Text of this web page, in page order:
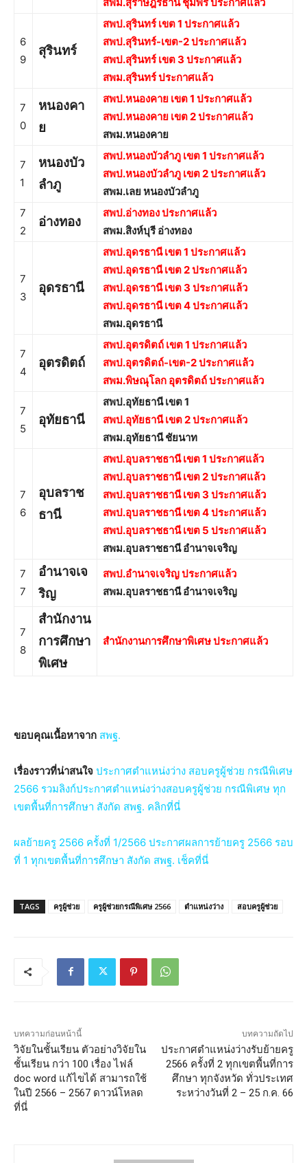
6
9
สุรินทร์
สพป.สุรินทร์ เขต 1 ประกาศแล้ว
สพป.สุรินทร์-เขต-2 ประกาศแล้ว
สพป.สุรินทร์ เขต 3 ประกาศแล้ว
สพม.สุรินทร์ ประกาศแล้ว
7
0
หนองคา
ย
สพป.หนองคาย เขต 1 ประกาศแล้ว
สพป.หนองคาย เขต 2 ประกาศแล้ว
สพม.หนองคาย
7
1
หนองบัว
ลำภู
สพป.หนองบัวลำภู เขต 1 ประกาศแล้ว
สพป.หนองบัวลำภู เขต 2 ประกาศแล้ว
สพม.เลย หนองบัวลำภู
7
2
อ่างทอง
สพป.อ่างทอง ประกาศแล้ว
สพม.สิงห์บุรี อ่างทอง
7
3
อุดรธานี
สพป.อุดรธานี เขต 1 ประกาศแล้ว
สพป.อุดรธานี เขต 2 ประกาศแล้ว
สพป.อุดรธานี เขต 3 ประกาศแล้ว
สพป.อุดรธานี เขต 4 ประกาศแล้ว
สพม.อุดรธานี
7
4
อุตรดิตถ์
สพป.อุตรดิตถ์ เขต 1 ประกาศแล้ว
สพป.อุตรดิตถ์-เขต-2 ประกาศแล้ว
สพม.พิษณุโลก อุตรดิตถ์ ประกาศแล้ว
7
5
อุทัยธานี
สพป.อุทัยธานี เขต 1
สพป.อุทัยธานี เขต 2 ประกาศแล้ว
สพม.อุทัยธานี ชัยนาท
7
6
อุบลราช
ธานี
สพป.อุบลราชธานี เขต 1 ประกาศแล้ว
สพป.อุบลราชธานี เขต 2 ประกาศแล้ว
สพป.อุบลราชธานี เขต 3 ประกาศแล้ว
สพป.อุบลราชธานี เขต 4 ประกาศแล้ว
สพป.อุบลราชธานี เขต 5 ประกาศแล้ว
สพม.อุบลราชธานี อำนาจเจริญ
7
7
อำนาจเจ
ริญ
สพป.อำนาจเจริญ ประกาศแล้ว
สพม.อุบลราชธานี อำนาจเจริญ
7
8
สำนักงาน
การศึกษา
พิเศษ
สำนักงานการศึกษาพิเศษ ประกาศแล้ว
ขอบคุณเนื้อหาจาก สพฐ.
เรื่องราวที่น่าสนใจ ประกาศตำแหน่งว่าง สอบครูผู้ช่วย กรณีพิเศษ
2566 รวมลิงก์ประกาศตำแหน่งว่างสอบครูผู้ช่วย กรณีพิเศษ ทุก
เขตพื้นที่การศึกษา สังกัด สพฐ. คลิกที่นี่
ผลย้ายครู 2566 ครั้งที่ 1/2566 ประกาศผลการย้ายครู 2566 รอบ
ที่ 1 ทุกเขตพื้นที่การศึกษา สังกัด สพฐ. เช็คที่นี่
TAGS ครูผู้ช่วย ครูผู้ช่วยกรณีพิเศษ 2566 ตำแหน่งว่าง สอบครูผู้ช่วย
บทความก่อนหน้านี้
วิจัยในชั้นเรียน ตัวอย่างวิจัยใน
ชั้นเรียน กว่า 100 เรื่อง ไฟล์
doc word แก้ไขได้ สามารถใช้
ในปี 2566 – 2567 ดาวน์โหลด
ที่นี่
บทความถัดไป
ประกาศตำแหน่งว่างรับย้ายครู
2566 ครั้งที่ 2 ทุกเขตพื้นที่การ
ศึกษา ทุกจังหวัด ทั่วประเทศ
ระหว่างวันที่ 2 – 25 ก.ค. 66